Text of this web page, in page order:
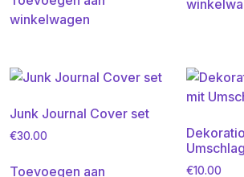
€0.50.
winkelwagen
Junk Journal Cover set
€30.00
Toevoegen aan
Umschlag
€10.00